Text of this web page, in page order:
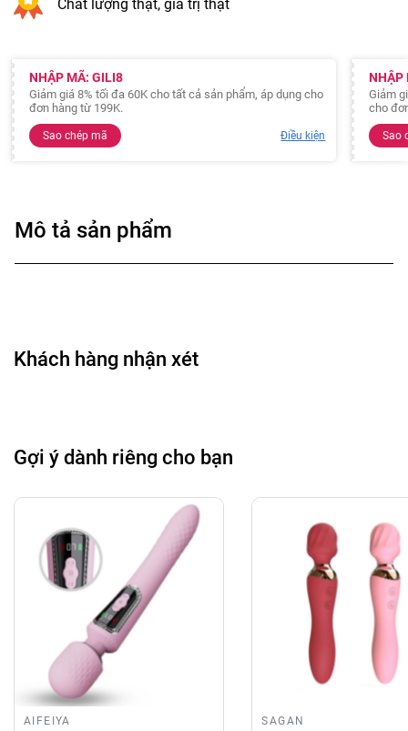
Chất lượng thật, giá trị thật
NHẬP MÃ: GILI8
Giảm giá 8% tối đa 60K cho tất cả sản phẩm, áp dụng cho
đơn hàng từ 199K.
Sao chép mã Điều kiện
NHẬP
Giảm
cho
Sao
Mô tả sản phẩm
Khách hàng nhận xét
Gợi ý dành riêng cho bạn
AIFEIYA SAGAN